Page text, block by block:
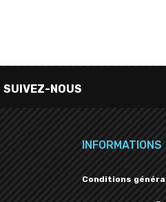
SUIVEZ-NOUS
INFORMATIONS
Conditions